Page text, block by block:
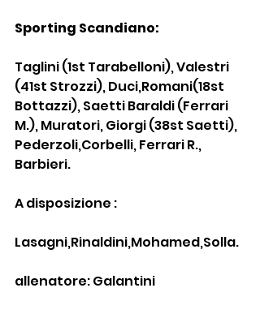
Sporting Scandiano:
Taglini (1st Tarabelloni), Valestri
(41st Strozzi), Duci,Romani(18st
Bottazzi), Saetti Baraldi (Ferrari
M.), Muratori, Giorgi (38st Saetti),
Pederzoli,Corbelli, Ferrari R.,
Barbieri.
A disposizione :
Lasagni,Rinaldini,Mohamed,Solla.
allenatore: Galantini